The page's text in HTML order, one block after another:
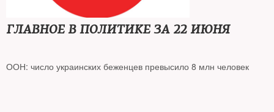
ГЛАВНОЕ В ПОЛИТИКЕ ЗА 22 ИЮНЯ
ООН: число украинских беженцев превысило 8 млн человек